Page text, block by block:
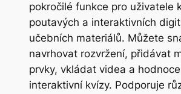
pokročilé funkce pro uživatele
poutavých a interaktivních
učebních materiálů. Můžete
navrhovat rozvržení, přidávat
prvky, vkládat videa a
interaktivní kvízy. Podporuje